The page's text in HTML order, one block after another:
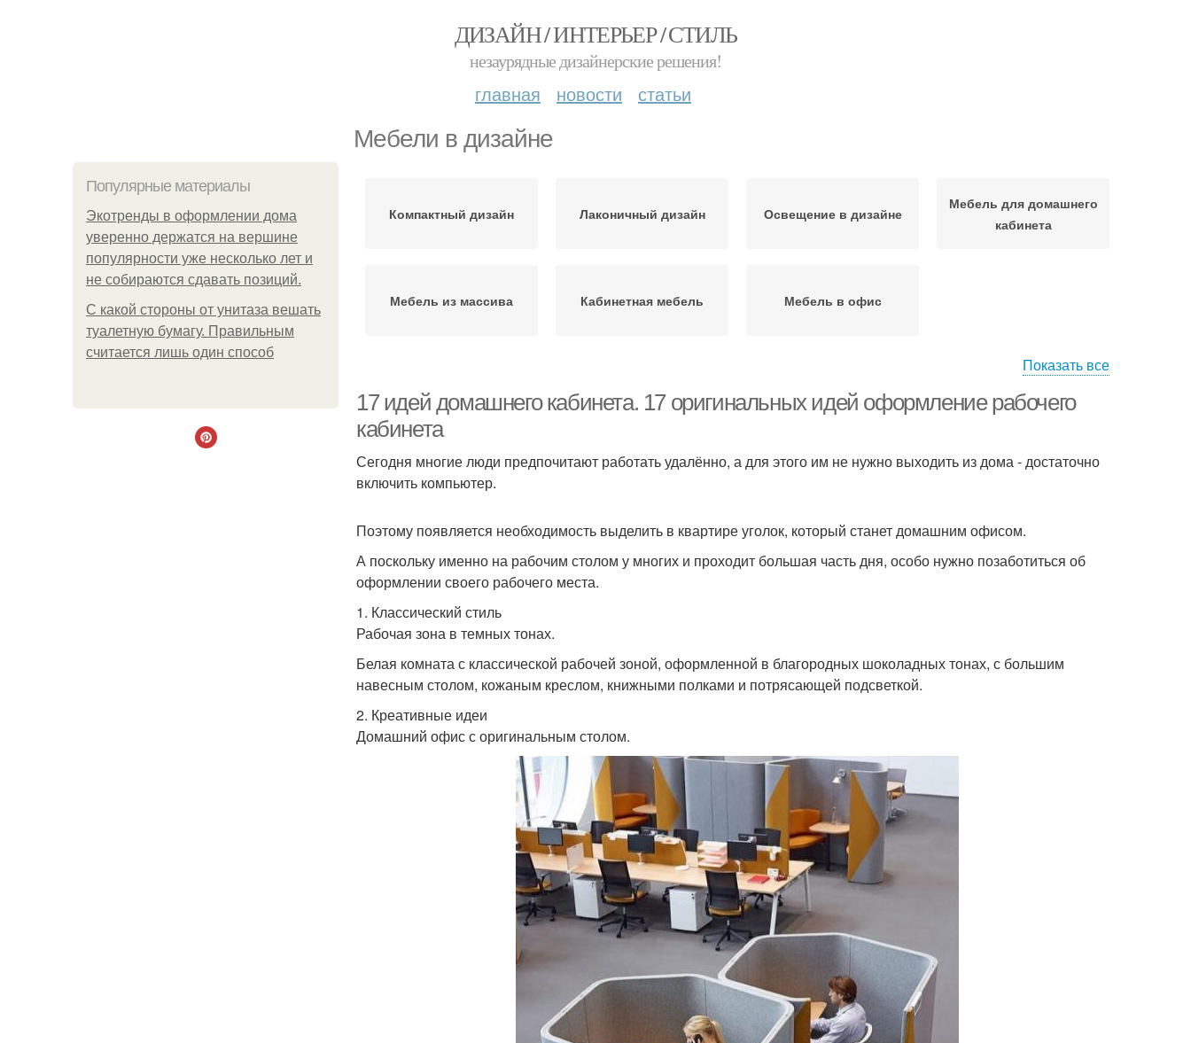
ДИЗАЙН / ИНТЕРЬЕР / СТИЛЬ
незаурядные дизайнерские решения!
главная новости статьи
Мебели в дизайне
Популярные материалы
Экотренды в оформлении дома
уверенно держатся на вершине
популярности уже несколько лет и
не собираются сдавать позиций.
С какой стороны от унитаза вешать
туалетную бумагу. Правильным
считается лишь один способ
Компактный дизайн Лаконичный дизайн Освещение в дизайне
Мебель для домашнего
кабинета
Мебель из массива Кабинетная мебель Мебель в офис
Показать все
17 идей домашнего кабинета. 17 оригинальных идей оформление рабочего
кабинета
Сегодня многие люди предпочитают работать удалённо, а для этого им не нужно выходить из дома - достаточно
включить компьютер.
Поэтому появляется необходимость выделить в квартире уголок, который станет домашним офисом.
А поскольку именно на рабочим столом у многих и проходит большая часть дня, особо нужно позаботиться об
оформлении своего рабочего места.
1. Классический стиль
Рабочая зона в темных тонах.
Белая комната с классической рабочей зоной, оформленной в благородных шоколадных тонах, с большим
навесным столом, кожаным креслом, книжными полками и потрясающей подсветкой.
2. Креативные идеи
Домашний офис с оригинальным столом.